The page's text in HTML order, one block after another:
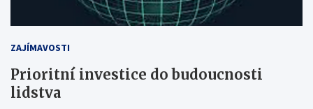
ZAJÍMAVOSTI
Prioritní investice do budoucnosti
lidstva